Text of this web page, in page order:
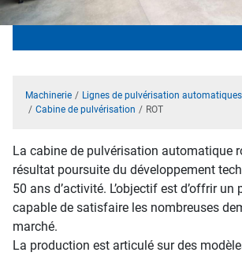
Machinerie
Lignes de pulvérisation automatiques
Cabine de pulvérisation
ROT
La cabine de pulvérisation automatique
résultat poursuite du développement
50 ans d’activité. L’objectif est d’offrir un
capable de satisfaire les nombreuses
marché.
La production est articulé sur des